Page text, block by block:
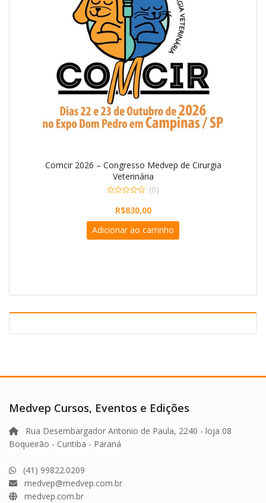
Comcir 2026 – Congresso Medvep de Cirurgia
Veterinária
t
o
(0)
R$830,00
Adicionar ao carrinho
Medvep Cursos, Eventos e Edições
Rua Desembargador Antonio de Paula, 2240 - loja 08
Boqueirão - Curitiba - Paraná
(41) 99822.0209
medvep@medvep.com.br
medvep.com.br